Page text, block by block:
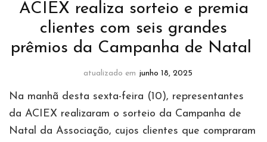
ACIEX realiza sorteio e premia
clientes com seis grandes
prêmios da Campanha de Natal
atualizado em junho 18, 2025
Na manhã desta sexta-feira (10), representantes
da ACIEX realizaram o sorteio da Campanha de
Natal da Associação, cujos clientes que compraram